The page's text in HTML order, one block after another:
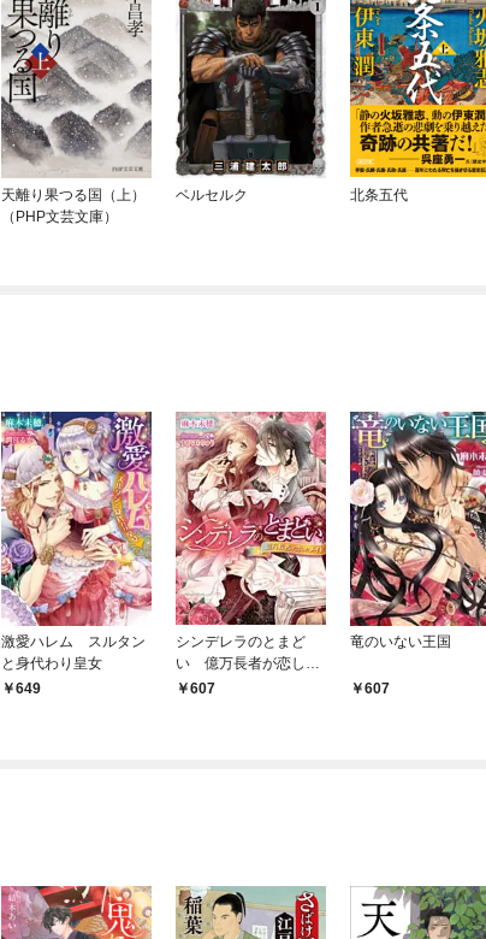
天離り果つる国（上）
（PHP文芸文庫）
ベルセルク 北条五代
激愛ハレム スルタン
と身代わり皇女
649
シンデレラのとまど
い 億万長者が恋した
メイド
607
竜のいない王国
607